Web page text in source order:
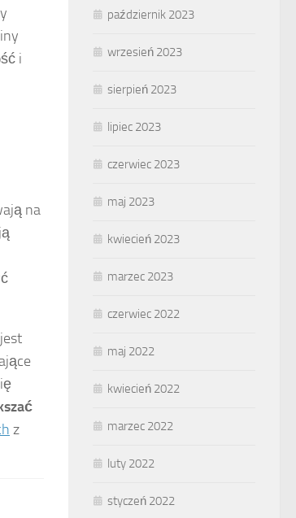
i
na
z
październik 2023
wrzesień 2023
sierpień 2023
lipiec 2023
czerwiec 2023
maj 2023
kwiecień 2023
marzec 2023
czerwiec 2022
maj 2022
kwiecień 2022
marzec 2022
luty 2022
styczeń 2022